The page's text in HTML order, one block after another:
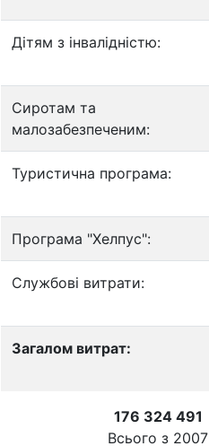
Дітям з інвалідністю:
Сиротам та
малозабезпеченим:
Туристична програма:
Програма "Хелпус":
Службові витрати:
Загалом витрат:
176 324 491
Всього з 2007